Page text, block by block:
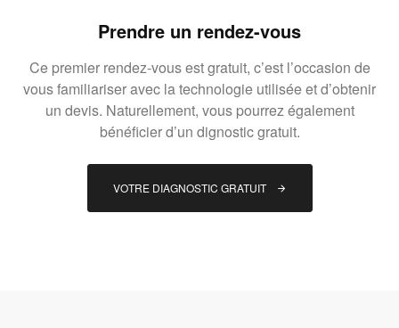
Prendre un rendez-vous
Ce premier rendez-vous est gratuit, c’est l’occasion de
vous familiariser avec la technologie utilisée et d’obtenir
un devis. Naturellement, vous pourrez également
bénéficier d’un dignostic gratuit.
VOTRE DIAGNOSTIC GRATUIT